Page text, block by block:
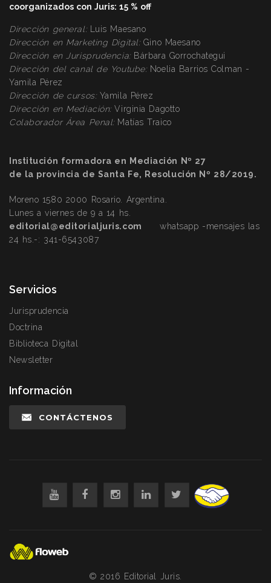
coorganizados con Juris: 15 % off
Dirección general:Luis Maesano
Dirección en Marketing Digital:Gino Maesano
Dirección en Jurisprudencia:Bárbara Gorrochategui
Dirección del canal de Youtube: Noelia Barrios Colman -
Yamila Pérez
Dirección de cursos: Yamila Pérez
Dirección en Mediación:Virginia Dagotto
Colaborador Área Penal:Matías Traico
Institución formadora en Mediación Nº 27
de la provincia de Santa Fe, Resolución Nº 28/2019.
Moreno 1580 2000 Rosario. Argentina.
Lunes a viernes de 9 a 14 hs.
editorial@editorialjuris.com
whatsapp -mensajes las
24 hs.-: 341-6543087
Servicios
Jurisprudencia
Doctrina
Biblioteca Digital
Newsletter
Información
CONTÁCTENOS
© 2016 Editorial Juris.